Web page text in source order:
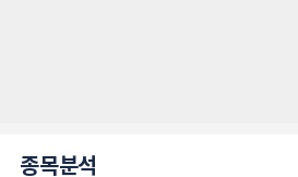
종목분석